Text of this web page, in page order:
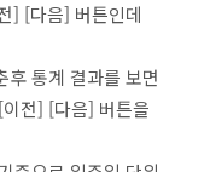
] [다음] 버튼인데
후 통계 결과를 보면
전] [다음] 버튼을